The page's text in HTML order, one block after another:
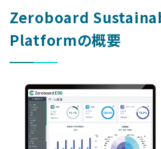
Zeroboard
Platformの概要